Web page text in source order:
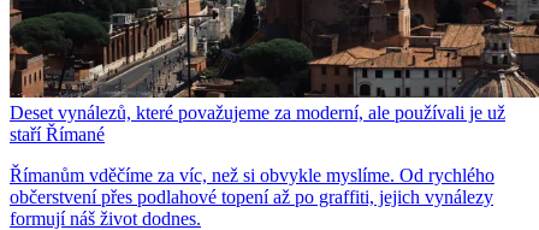
Deset vynálezů, které považujeme za moderní, ale používali je už
staří Římané
Římanům vděčíme za víc, než si obvykle myslíme. Od rychlého
občerstvení přes podlahové topení až po graffiti, jejich vynálezy
formují náš život dodnes.